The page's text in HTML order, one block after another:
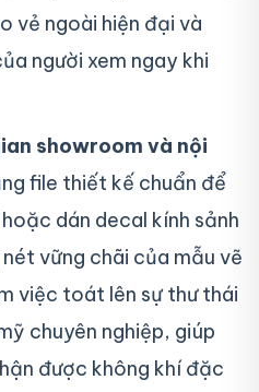
vẻ ngoài hiện đại và
người xem ngay khi
showroom và nội
file thiết kế chuẩn để
dán decal kính sảnh
vững chãi của mẫu vẽ
việc toát lên sự thư thái
chuyên nghiệp, giúp
được không khí đặc